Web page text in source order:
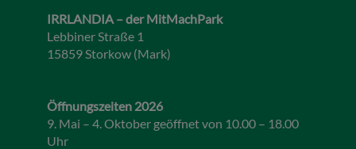
IRRLANDIA – der MitMachPark
Lebbiner Straße 1
15859 Storkow (Mark)
Öffnungszeiten 2026
9. Mai – 4. Oktober geöffnet von 10.00 – 18.00
Uhr